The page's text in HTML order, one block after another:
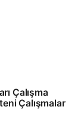
Çalışma
Çalışmalar